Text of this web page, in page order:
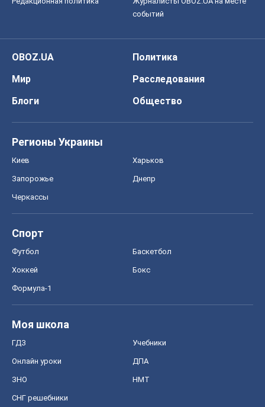
событий
OBOZ.UA
Политика
Мир
Расследования
Блоги
Общество
Регионы Украины
Киев Харьков
Запорожье Днепр
Черкассы
Спорт
Футбол Баскетбол
Хоккей Бокс
Формула-1
Моя школа
ГДЗ Учебники
Онлайн уроки ДПА
ЗНО НМТ
СНГ решебники